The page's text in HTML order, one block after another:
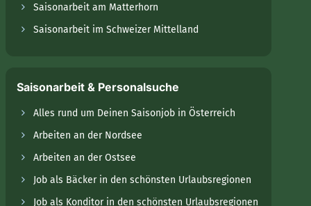
Saisonarbeit am Matterhorn
Saisonarbeit im Schweizer Mittelland
Saisonarbeit & Personalsuche
Alles rund um Deinen Saisonjob in Österreich
Arbeiten an der Nordsee
Arbeiten an der Ostsee
Job als Bäcker in den schönsten Urlaubsregionen
Job als Konditor in den schönsten Urlaubsregionen